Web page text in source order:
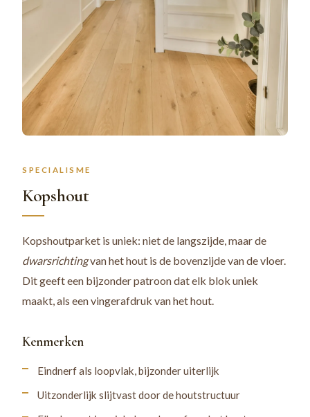
SPECIALISME
Kopshout
Kopshoutparket is uniek: niet de langszijde, maar de
dwarsrichtingvan het hout is de bovenzijde van de vloer.
Dit geeft een bijzonder patroon dat elk blok uniek
maakt, als een vingerafdruk van het hout.
Kenmerken
Eindnerf als loopvlak, bijzonder uiterlijk
Uitzonderlijk slijtvast door de houtstructuur